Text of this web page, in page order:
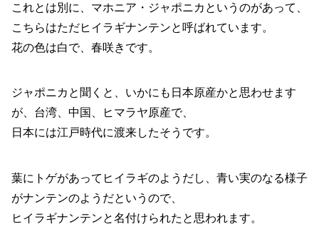
これとは別に、マホニア・ジャポニカというのがあって、
こちらはただヒイラギナンテンと呼ばれています。
花の色は白で、春咲きです。
ジャポニカと聞くと、いかにも日本原産かと思わせます
が、台湾、中国、ヒマラヤ原産で、
日本には江戸時代に渡来したそうです。
葉にトゲがあってヒイラギのようだし、青い実のなる様子
がナンテンのようだというので、
ヒイラギナンテンと名付けられたと思われます。